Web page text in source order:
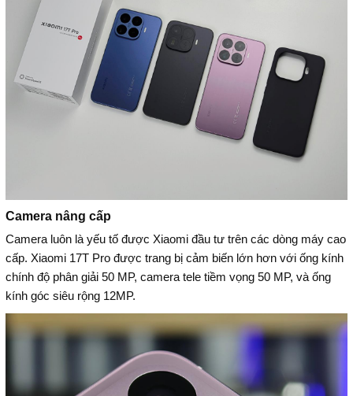
Camera nâng cấp
Camera luôn là yếu tố được Xiaomi đầu tư trên các dòng máy cao
cấp. Xiaomi 17T Pro được trang bị cảm biến lớn hơn với ống kính
chính độ phân giải 50 MP, camera tele tiềm vọng 50 MP, và ống
kính góc siêu rộng 12MP.